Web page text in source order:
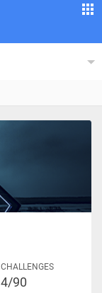
CHALLENGES
4/90